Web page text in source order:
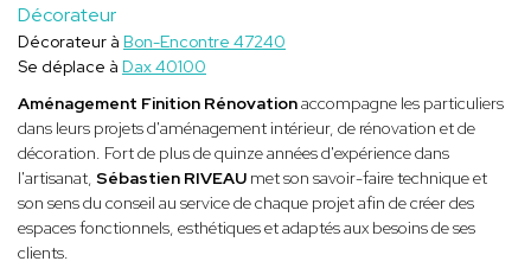
Décorateur
Décorateur à Bon-Encontre 47240
Se déplace à Dax 40100
Aménagement Finition Rénovationaccompagne les particuliers
dans leurs projets d'aménagement intérieur, de rénovation et de
décoration. Fort de plus de quinze années d'expérience dans
l'artisanat, Sébastien RIVEAU met son savoir-faire technique et
son sens du conseil au service de chaque projet afin de créer des
espaces fonctionnels, esthétiques et adaptés aux besoins de ses
clients.